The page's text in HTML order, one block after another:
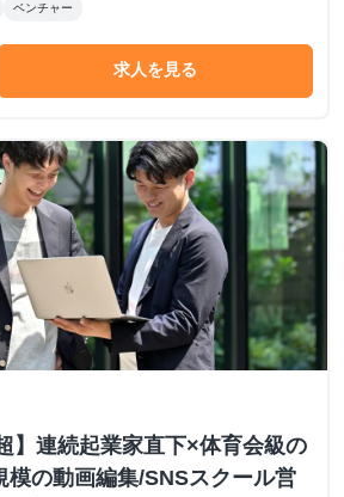
ベンチャー
求人を見る
】連続起業家直下×体育会級の
模の動画編集/SNSスクール営